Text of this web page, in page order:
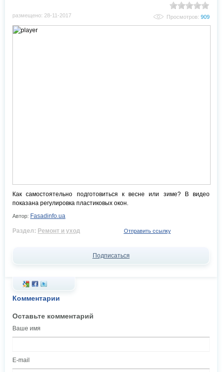
размещено: 28-11-2017 Просмотров: 909
Как самостоятельно подготовиться к весне или зиме? В видео
показана регулировка пластиковых окон.
Автор: Fasadinfo.ua
Раздел: Ремонт и уход Отправить ссылку
Подписаться
Комментарии
Оставьте комментарий
Ваше имя
E-mail